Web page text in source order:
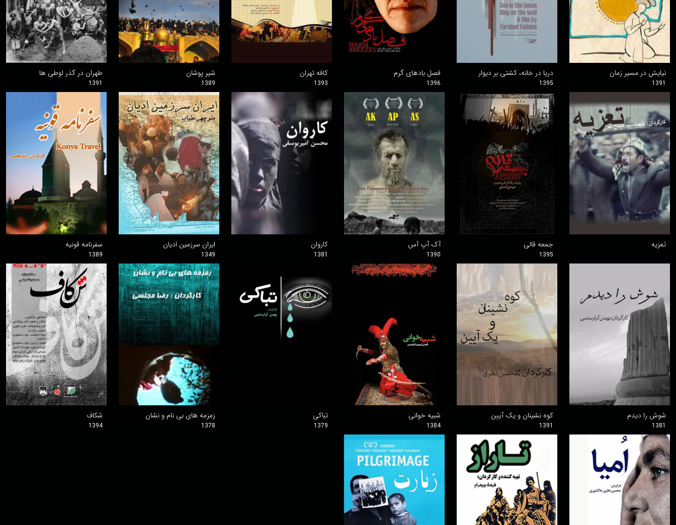
نیایش در مسیر زمان
1391
دریا در خانه، کشتی بر دیوار
1395
فصل بادهای گرم
1396
کافه تهران
1393
شیر پوشان
1389
طهران در گذر لوطی ها
1391
تعزیه جمعه قالی
1395
آک آپ آس
1390
کاروان
1381
ایران سرزمین ادیان
1349
سفرنامه قونیه
1389
شوش را دیدم
1381
کوه نشینان و یک آیین
1391
شبیه خوانی
1384
تباکی
1379
زمزمه های بی نام و نشان
1378
شکاف
1394